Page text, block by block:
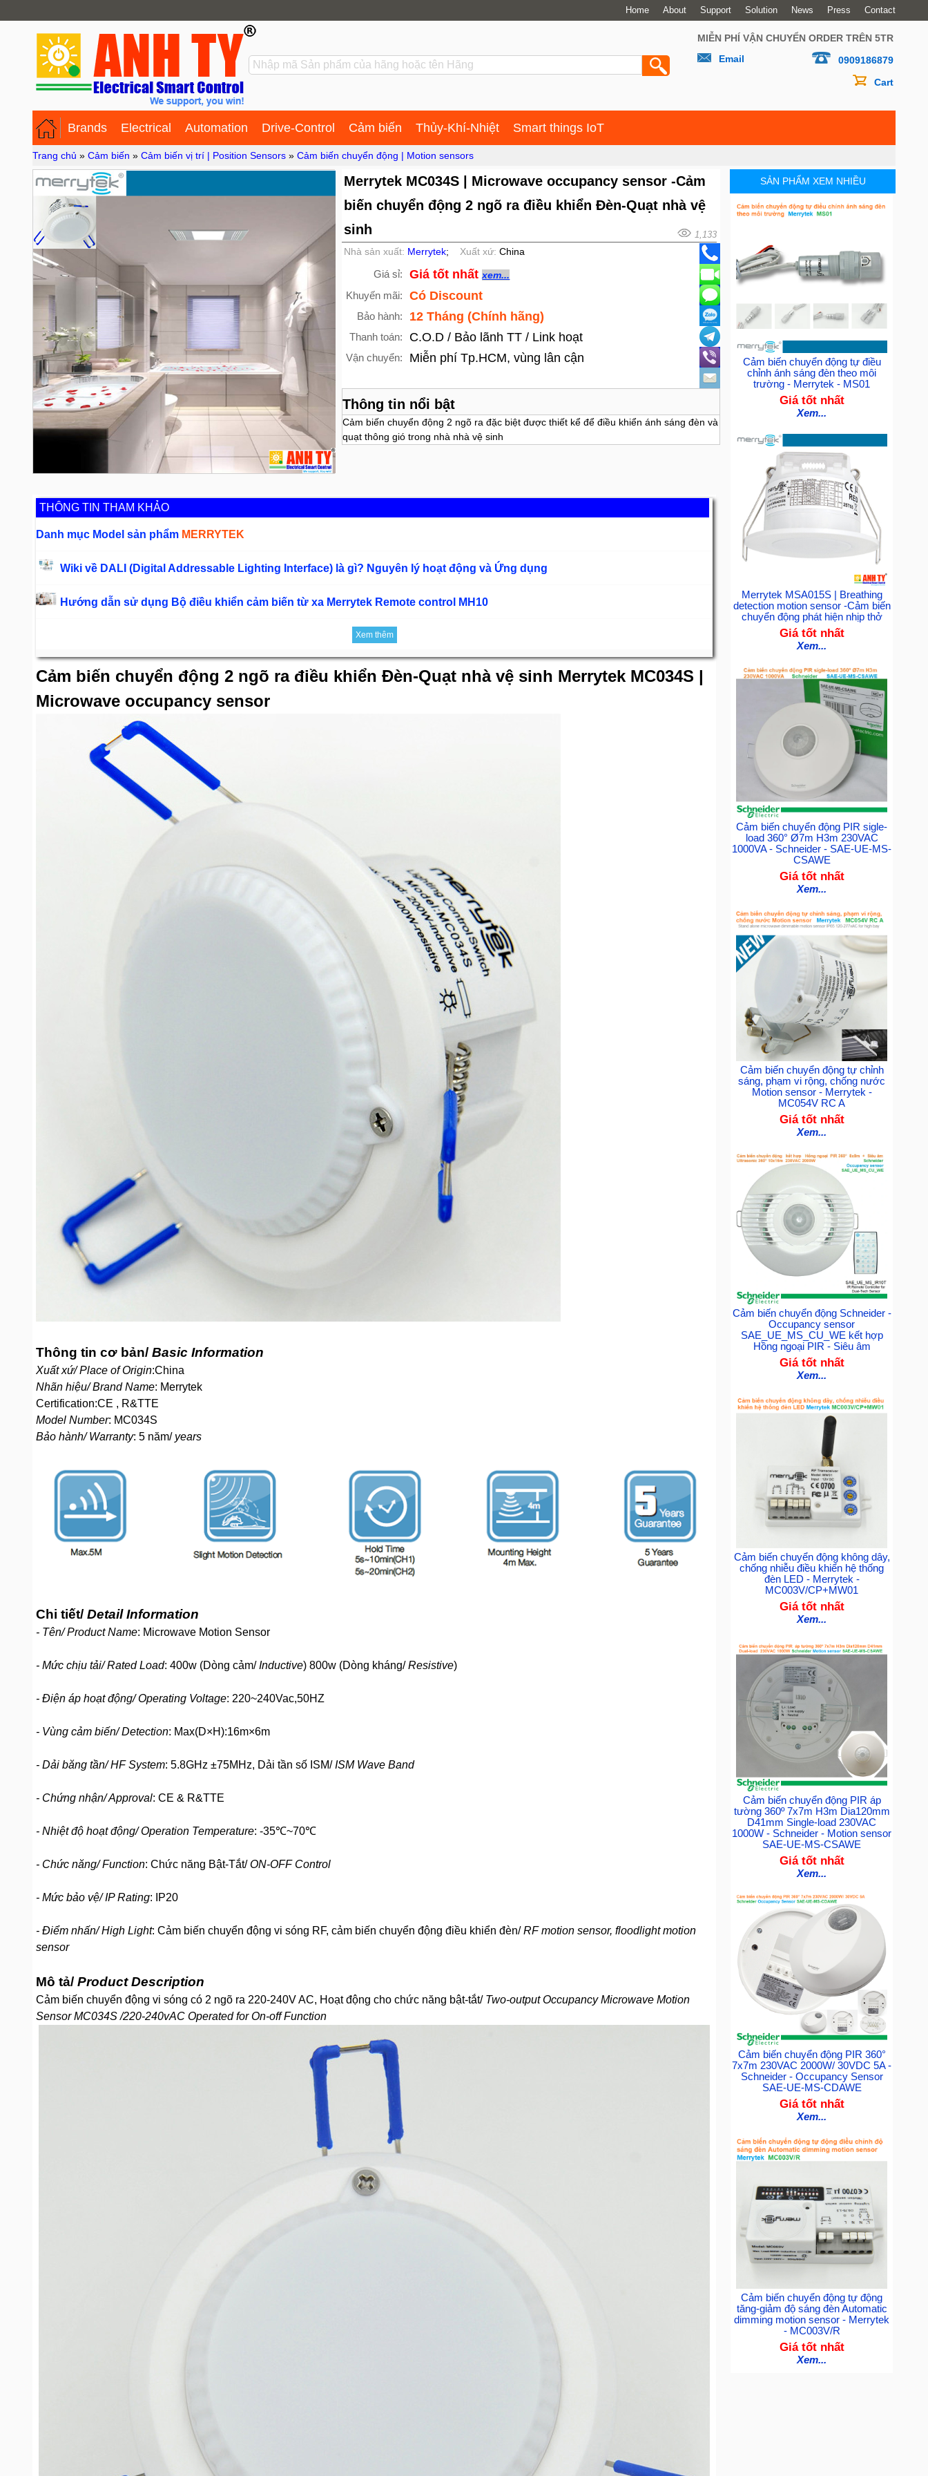
Home About Support Solution News Press Contact
MIỄN PHÍ VẬN CHUYỂN ORDER TRÊN 5TR
Email
0909186879
Cart
Brands Electrical Automation Drive-Control Cảm biến Thủy-Khí-Nhiệt Smart things IoT
Trang chủ » Cảm biến » Cảm biến vị trí | Position Sensors » Cảm biến chuyển động | Motion sensors
Merrytek MC034S | Microwave occupancy sensor -Cảm
biến chuyển động 2 ngõ ra điều khiển Đèn-Quạt nhà vệ
sinh
1,133
Nhà sản xuất: Merrytek; Xuất xứ: China
Giá sỉ: Giá tốt nhấtxem...
Khuyến mãi: Có Discount
Bảo hành: 12 Tháng (Chính hãng)
Thanh toán: C.O.D / Bảo lãnh TT / Link hoạt
Vận chuyển: Miễn phí Tp.HCM, vùng lân cận
Thông tin nổi bật
Cảm biến chuyển động 2 ngõ ra đặc biệt được thiết kể để điều khiển ánh sáng đèn và
quạt thông gió trong nhà nhà vệ sinh
THÔNG TIN THAM KHẢO
Danh mục Model sản phẩm MERRYTEK
Wiki về DALI (Digital Addressable Lighting Interface) là gì? Nguyên lý hoạt động và Ứng dụng
Hướng dẫn sử dụng Bộ điều khiển cảm biến từ xa Merrytek Remote control MH10
Xem thêm
Cảm biến chuyển động 2 ngõ ra điều khiển Đèn-Quạt nhà vệ sinh Merrytek MC034S |
Microwave occupancy sensor
Thông tin cơ bản/ Basic Information
Xuất xứ/ Place of Origin:China
Nhãn hiệu/ Brand Name: Merrytek
Certification:CE , R&TTE
Model Number: MC034S
Bảo hành/ Warranty: 5 năm/ years
Chi tiết/ Detail Information
- Tên/ Product Name: Microwave Motion Sensor
- Mức chịu tải/ Rated Load: 400w (Dòng cảm/Inductive) 800w (Dòng kháng/Resistive)
- Điện áp hoạt động/ Operating Voltage: 220~240Vac,50HZ
- Vùng cảm biến/ Detection: Max(D×H):16m×6m
- Dải băng tần/ HF System: 5.8GHz ±75MHz, Dải tần số ISM/ISM Wave Band
- Chứng nhận/ Approval: CE & R&TTE
- Nhiệt độ hoạt động/ Operation Temperature: -35℃~70℃
- Chức năng/ Function: Chức năng Bật-Tắt/ON-OFF Control
- Mức bảo vệ/ IP Rating: IP20
- Điểm nhấn/ High Light: Cảm biến chuyển động vi sóng RF, cảm biến chuyển động điều khiển đèn/RF motion sensor, floodlight motion
sensor
Mô tả/ Product Description
Cảm biến chuyển động vi sóng có 2 ngõ ra 220-240V AC, Hoạt động cho chức năng bật-tắt/ Two-output Occupancy Microwave Motion
Sensor MC034S /220-240vAC Operated for On-off Function
SẢN PHẨM XEM NHIỀU
Cảm biến chuyển động tự điều
chỉnh ánh sáng đèn theo môi
trường - Merrytek - MS01
Giá tốt nhất
Xem...
Merrytek MSA015S | Breathing
detection motion sensor -Cảm biến
chuyển động phát hiện nhịp thở
Giá tốt nhất
Xem...
Cảm biến chuyển động PIR sigle-
load 360° Ø7m H3m 230VAC
1000VA - Schneider - SAE-UE-MS-
CSAWE
Giá tốt nhất
Xem...
Cảm biến chuyển động tự chỉnh
sáng, phạm vi rộng, chống nước
Motion sensor - Merrytek -
MC054V RC A
Giá tốt nhất
Xem...
Cảm biến chuyển động Schneider -
Occupancy sensor
SAE_UE_MS_CU_WE kết hợp
Hồng ngoại PIR - Siêu âm
Giá tốt nhất
Xem...
Cảm biến chuyển động không dây,
chống nhiễu điều khiển hệ thống
đèn LED - Merrytek -
MC003V/CP+MW01
Giá tốt nhất
Xem...
Cảm biến chuyển động PIR áp
tường 360º 7x7m H3m Dia120mm
D41mm Single-load 230VAC
1000W - Schneider - Motion sensor
SAE-UE-MS-CSAWE
Giá tốt nhất
Xem...
Cảm biến chuyển động PIR 360°
7x7m 230VAC 2000W/ 30VDC 5A -
Schneider - Occupancy Sensor
SAE-UE-MS-CDAWE
Giá tốt nhất
Xem...
Cảm biến chuyển động tự động
tăng-giảm độ sáng đèn Automatic
dimming motion sensor - Merrytek
- MC003V/R
Giá tốt nhất
Xem...